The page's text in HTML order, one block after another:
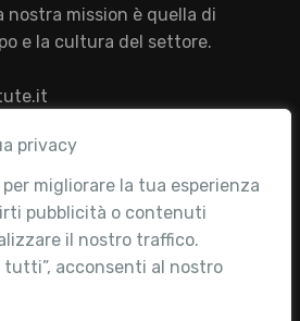
privacy
migliorare la tua esperienza
pubblicità o contenuti
il nostro traffico.
tutti”, acconsenti al nostro
nostra mission è quella di
e la cultura del settore.